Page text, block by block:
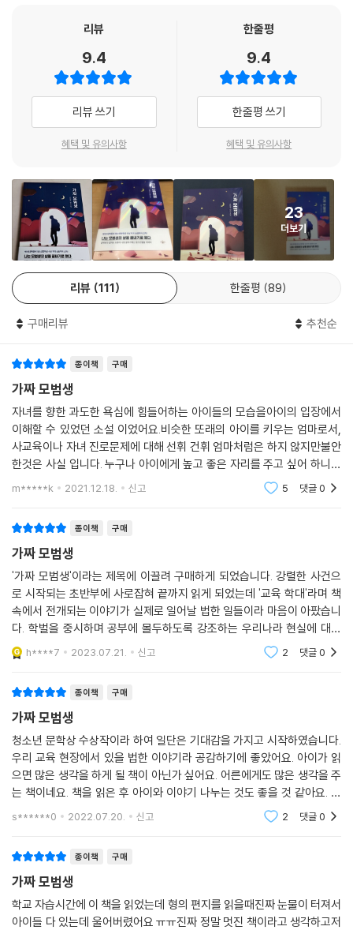
꿈보다 학벌이 중요시되는 사회에 성적보다 중요한 것이 무엇인지, 과연
‘너를 위해서’라는 말 뒤에 숨은
보이지 않는 교육 학대
들이 자신의 수레를 이끌고 살아가지만, 어느 부모는 자식의 수레에 올라
타 자신이 이루지 못한 꿈을 대신 이루고자 한다는 것이다. 이 탓에 청소년
들은 오롯이 자신만의 꿈을 꾸지 못하고, 때론 부모의 꿈을 자신의 꿈이라
착각하기도 한다. “청소년의 꿈은 온전히 자신만의 것인가?”라는 질문에
쉽게 답할 수 없는 이유다.
손현주 작가는 이를 ‘너를 위해서’라는 허울 좋은 말과 사랑, 교육이라는 핑
계 뒤에 숨어 휘두르는 ‘교육 학대’라고 지적한다. 모든 아이들은 재능을 가
을 매몰시킨다.
사람들은 ‘교육 학대’에 무감각합니다. 학교 성적으로 서열을 매기는 사회
가 아닌 자신의 재능으로 박수갈채를 받는 시간이 빨리 오기를 바랍니다. -
창작 노트에서
청소년들이 학교 성적이나 부모의 기대, 타인의 시선 따위에 움츠러들지
않고 당당히 자신의 길을 갈 때, 꿈꾸는 방법조차 모르는 ‘가짜 모범생’이
사라질 것이다. 여전히 부모의 꿈을 자신의 것이라고 착각하는 아이들, ‘완
창작노트
사람들은 ‘교육 학대’에 대해 무감각합니다. 가정이나 학교에서 교육이라
는 이름으로 자행되는 학대는 한국 사회의 가장 큰 병폐이기도 합니다. 『가
짜 모범생』은 교육이라는 그럴싸한 단어 뒤에 숨어 있는 보이지 않는 폭력
과 학생의 인권에 대한 불편한 진실을 수면 위로 꺼내보았습니다. 강요에
내적 괴물을 만들어냅니다. 성적 지상주의, 경쟁이라는 단어가 가짜의
‘나’를 만들어 분노를 차곡차곡 쌓이게 합니다. 그리고 자신도 모르는 사이
폭발해 사회적 문제를 일으켜 좌절을 줍니다. 아이들은 재능을 가지고 태
어남에도 발견도 하지 못하고 성적이라는 환상에 매몰되어버립니다. 그 재
능을 끄집어내주는 게 진짜 참교육 아닐까 싶습니다. 학교 성적으로 서열
을 매기는 사회가 아닌 자신의 재능으로 박수갈채를 받는 시간이 빨리 오
기를 바랍니다.
리뷰
9.4
리뷰 쓰기
혜택 및 유의사항
한줄평
9.4
한줄평 쓰기
혜택 및 유의사항
23
더보기
리뷰 111 한줄평 89
구매리뷰 추천순
종이책 구매
가짜 모범생
자녀를 향한 과도한 욕심에 힘들어하는 아이들의 모습을아이의 입장에서
이해할 수 있었던 소설 이었어요.비슷한 또래의 아이를 키우는 엄마로서,
사교육이나 자녀 진로문제에 대해 선휘 건휘 엄마처럼은 하지 않지만불안
한것은 사실 입니다. 누구나 아이에게 높고 좋은 자리를 주고 싶어 하니까
요. 읽으면서 참 씁쓸했어요.교육불평등 문제에 대해 생각해 보았고 우리
m*****k 2021.12.18. 신고 5 댓글0
종이책 구매
가짜 모범생
'가짜 모범생'이라는 제목에 이끌려 구매하게 되었습니다. 강렬한 사건으
로 시작되는 초반부에 사로잡혀 끝까지 읽게 되었는데 '교육 학대'라며 책
속에서 전개되는 이야기가 실제로 일어날 법한 일들이라 마음이 아팠습니
다. 학벌을 중시하며 공부에 몰두하도록 강조하는 우리나라 현실에 대해
많은 생각이 드는 이야기였어요. 어쩔 수 없는 현실이기는 하지만 교육이
학대가 되지 않도
h****7 2023.07.21. 신고 2 댓글0
종이책 구매
가짜 모범생
청소년 문학상 수상작이라 하여 일단은 기대감을 가지고 시작하였습니다.
우리 교육 현장에서 있을 법한 이야기라 공감하기에 좋았어요. 아이가 읽
으면 많은 생각을 하게 될 책이 아닌가 싶어요. 어른에게도 많은 생각을 주
는 책이네요. 책을 읽은 후 아이와 이야기 나누는 것도 좋을 것 같아요. 방
학 맞아 여러 책 읽기에 포함된 책입니다. 재미있게 보았어요. 가족들이 읽
s******0 2022.07.20. 신고 2 댓글0
종이책 구매
가짜 모범생
학교 자습시간에 이 책을 읽었는데 형의 편지를 읽을때진짜 눈물이 터져서
아이들 다 있는데 울어버렸어요 ㅠㅠ진짜 정말 멋진 책이라고 생각하고저